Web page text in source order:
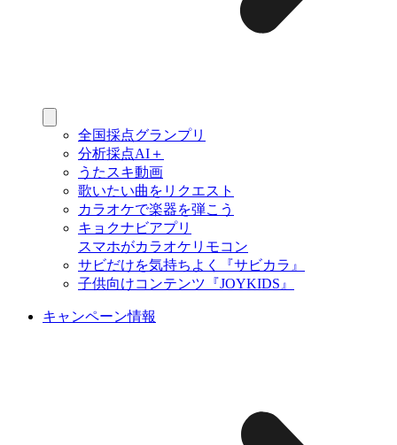
全国採点グランプリ
分析採点AI＋
うたスキ動画
歌いたい曲をリクエスト
カラオケで楽器を弾こう
キョクナビアプリ
スマホがカラオケリモコン
サビだけを気持ちよく『サビカラ』
子供向けコンテンツ『JOYKIDS』
キャンペーン情報